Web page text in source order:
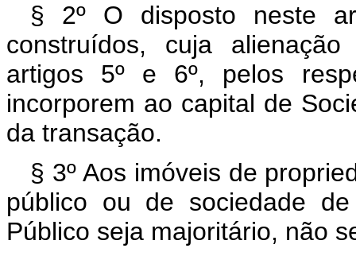
§ 2º O disposto neste
construídos, cuja
artigos 5º e 6º, pelos
incorporem ao capital de
da transação.
§ 3º Aos imóveis de
público ou de sociedade
Público seja majoritário, não